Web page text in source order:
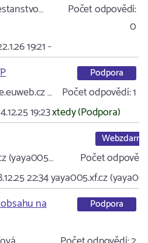
Počet odpovědí:
0
19:21-
Podpora
… Počet odpovědí:1
19:23xtedy (Podpora)
Webzdarma
(yaya005…
Počet
22:34yaya005.xf.cz
na
Podpora